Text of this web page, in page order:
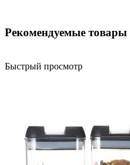
Рекомендуемые товары
Быстрый просмотр